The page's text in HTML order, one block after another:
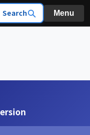
Search Menu